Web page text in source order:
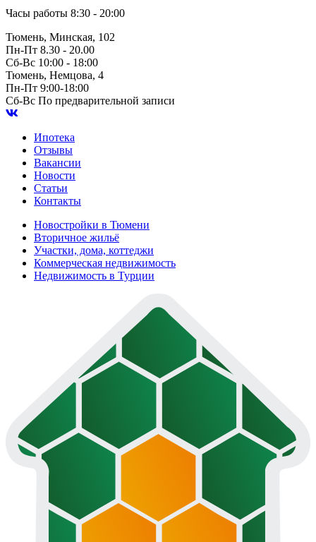
Часы работы 8:30 - 20:00
Тюмень, Минская, 102
Пн-Пт 8.30 - 20.00
Сб-Вс 10:00 - 18:00
Тюмень, Немцова, 4
Пн-Пт 9:00-18:00
Сб-Вс По предварительной записи
Ипотека
Отзывы
Вакансии
Новости
Статьи
Контакты
Новостройки в Тюмени
Вторичное жильё
Участки, дома, коттеджи
Коммерческая недвижимость
Недвижимость в Турции